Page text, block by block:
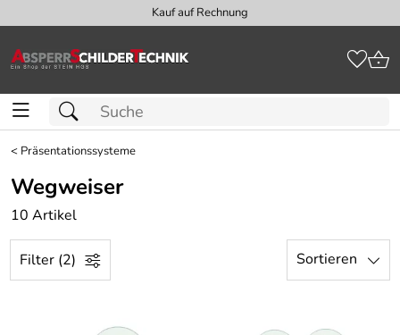
Kauf auf Rechnung
< Präsentationssysteme
Wegweiser
10 Artikel
Filter (2) Sortieren